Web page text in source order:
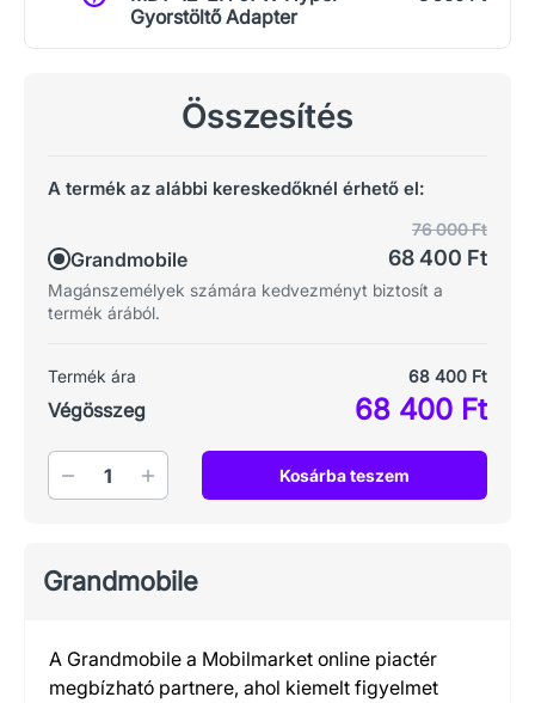
Gyorstöltő Adapter
Összesítés
A termék az alábbi kereskedőknél érhető el:
Grandmobile
76 000 Ft
68 400 Ft
Magánszemélyek számára kedvezményt biztosít a
termék árából.
Termék ára 68 400 Ft
Végösszeg 68 400 Ft
Mennyiség Kosárba teszem
Grandmobile
A Grandmobile a Mobilmarket online piactér
megbízható partnere, ahol kiemelt figyelmet